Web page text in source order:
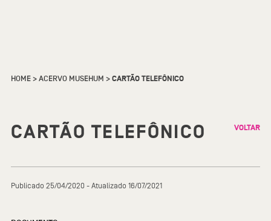
HOME>ACERVO MUSEHUM >CARTÃO TELEFÔNICO
CARTÃO TELEFÔNICO VOLTAR
Publicado 25/04/2020 - Atualizado 16/07/2021